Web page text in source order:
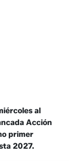
al
Acción
primer
2027.